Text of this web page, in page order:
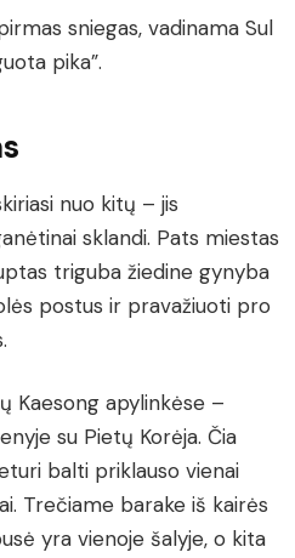
sniegas, vadinama Sul
pika”.
nuo kitų – jis
sklandi. Pats miestas
triguba žiedine gynyba
postus ir pravažiuoti pro
Kaesong apylinkėse –
su Pietų Korėja. Čia
balti priklauso vienai
Trečiame barake iš kairės
yra vienoje šalyje, o kita